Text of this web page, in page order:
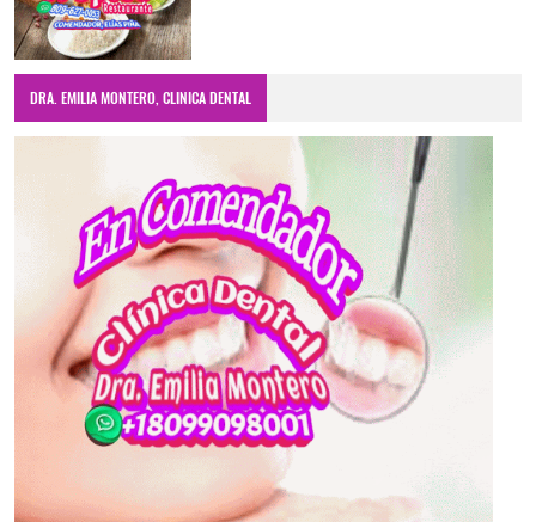
DRA. EMILIA MONTERO, CLINICA DENTAL